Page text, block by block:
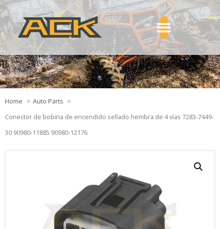
Home
Auto Parts
Conector de bobina de encendido sellado hembra de 4 vías 7283-7449-
30 90980-11885 90980-12176